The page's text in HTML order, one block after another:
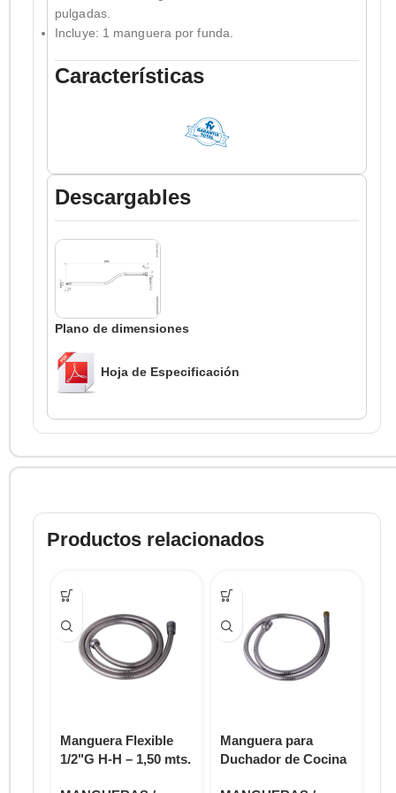
pulgadas.
Incluye: 1 manguera por funda.
Características
Descargables
Plano de dimensiones
Hoja de Especificación
Productos relacionados
Manguera Flexible
1/2"G H-H – 1,50 mts.
Manguera para
Duchador de Cocina